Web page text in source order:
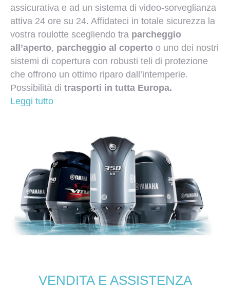
assicurativa e ad un sistema di video-sorveglianza
attiva 24 ore su 24. Affidateci in totale sicurezza la
vostra roulotte scegliendo tra parcheggio
all’aperto, parcheggio al coperto o uno dei nostri
sistemi di copertura con robusti teli di protezione
che offrono un ottimo riparo dall’intemperie.
Possibilità di trasporti in tutta Europa.
Leggi tutto
VENDITA E ASSISTENZA